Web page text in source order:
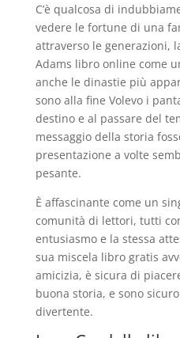
C’è qualcosa di
vedere le fortune di una
attraverso le generazioni,
Adams libro online come
anche le dinastie più
sono alla fine Volevo i
destino e al passare del
messaggio della storia
presentazione a volte
pesante.
È affascinante come un
comunità di lettori, tutti
entusiasmo e la stessa
sua miscela libro gratis
amicizia, è sicura di
buona storia, e sono
divertente.